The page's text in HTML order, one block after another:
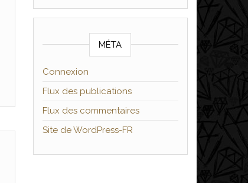
MÉTA
Connexion
Flux des publications
Flux des commentaires
Site de WordPress-FR